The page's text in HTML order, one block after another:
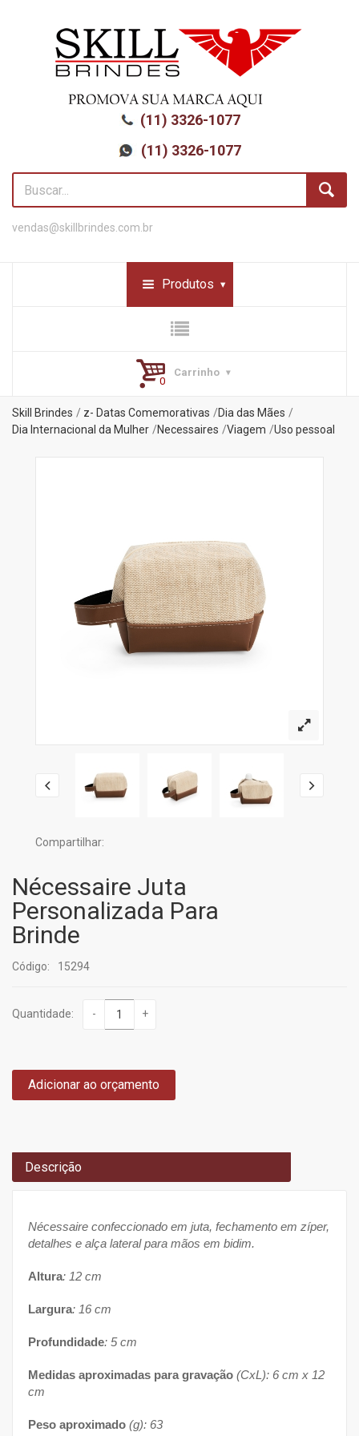
(11) 3326-1077
(11) 3326-1077
vendas@skillbrindes.com.br
Produtos
Carrinho
Skill Brindes z- Datas Comemorativas
Dia das Mães
Dia Internacional da Mulher
Necessaires Viagem Uso pessoal
Compartilhar:
Nécessaire Juta
Personalizada Para
Brinde
Código: 15294
Quantidade: - +
Adicionar ao orçamento
Descrição
Nécessaire confeccionado em juta, fechamento em zíper,
detalhes e alça lateral para mãos em bidim.
Altura: 12 cm
Largura: 16 cm
Profundidade: 5 cm
Medidas aproximadas para gravação (CxL): 6 cm x 12
cm
Peso aproximado (g): 63